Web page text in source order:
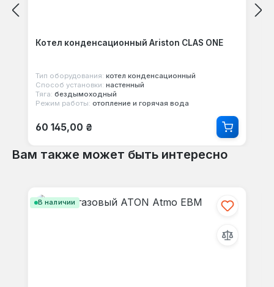
Котел конденсационный Ariston CLAS ONE
Тип оборудования: котел конденсационный
Способ установки: настенный
Тяга: бездымоходный
Режим работы: отопление и горячая вода
Обычная цена:
60 145,00 ₴
Вам также может быть интересно
В наличии